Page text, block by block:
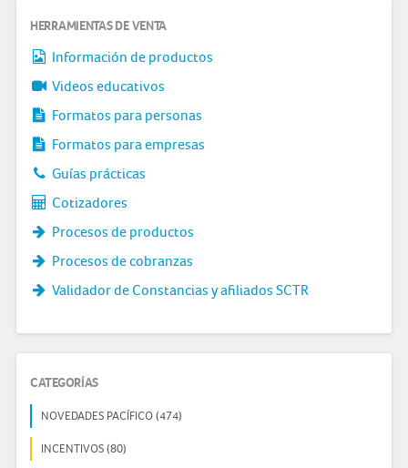
HERRAMIENTAS DE VENTA
Información de productos
Videos educativos
Formatos para personas
Formatos para empresas
Guías prácticas
Cotizadores
Procesos de productos
Procesos de cobranzas
Validador de Constancias y afiliados SCTR
CATEGORÍAS
NOVEDADES PACÍFICO (474)
INCENTIVOS (80)